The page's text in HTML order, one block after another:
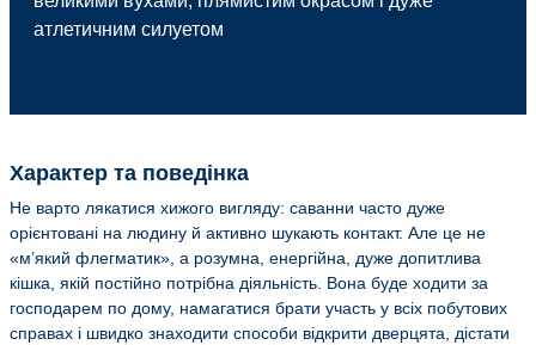
атлетичним силуетом
Характер та поведінка
Не варто лякатися хижого вигляду: саванни часто дуже
орієнтовані на людину й активно шукають контакт. Але це не
«м’який флегматик», а розумна, енергійна, дуже допитлива
кішка, якій постійно потрібна діяльність. Вона буде ходити за
господарем по дому, намагатися брати участь у всіх побутових
справах і швидко знаходити способи відкрити дверцята, дістати